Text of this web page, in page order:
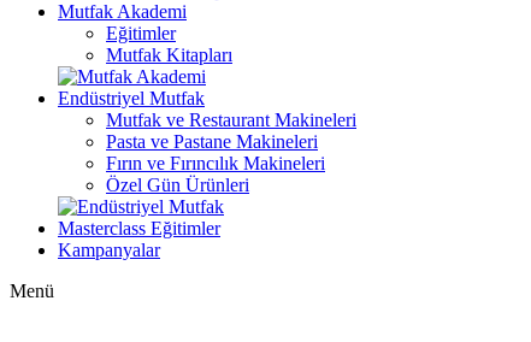
Mutfak Akademi
Eğitimler
Mutfak Kitapları
Endüstriyel Mutfak
Mutfak ve Restaurant Makineleri
Pasta ve Pastane Makineleri
Fırın ve Fırıncılık Makineleri
Özel Gün Ürünleri
Masterclass Eğitimler
Kampanyalar
Menü